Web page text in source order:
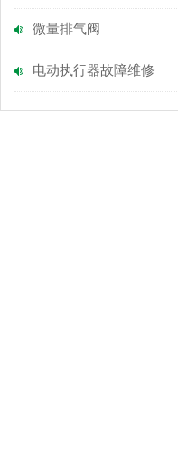
微量排气阀
电动执行器故障维修